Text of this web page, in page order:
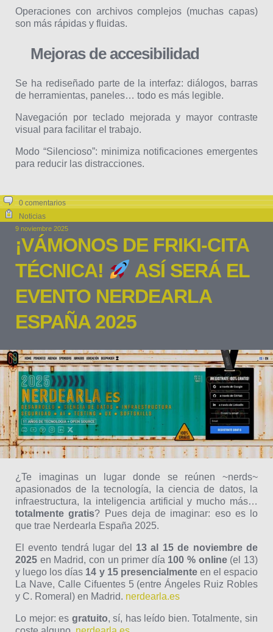
Operaciones con archivos complejos (muchas capas)
son más rápidas y fluidas.
Mejoras de accesibilidad
Se ha rediseñado parte de la interfaz: diálogos, barras
de herramientas, paneles… todo es más legible.
Navegación por teclado mejorada y mayor contraste
visual para facilitar el trabajo.
Modo “Silencioso”: minimiza notificaciones emergentes
para reducir las distracciones.
0 comentarios
Noticias
9 noviembre 2025
¡VÁMONOS DE FRIKI-CITA
TÉCNICA!
ASÍ SERÁ EL
EVENTO NERDEARLA
ESPAÑA 2025
¿Te imaginas un lugar donde se reúnen ~nerds~
apasionados de la tecnología, la ciencia de datos, la
infraestructura, la inteligencia artificial y mucho más…
totalmente gratis? Pues deja de imaginar: eso es lo
que trae Nerdearla España 2025.
El evento tendrá lugar del 13 al 15 de noviembre de
2025 en Madrid, con un primer día 100 % online(el 13)
y luego los días 14 y 15 presencialmenteen el espacio
La Nave, Calle Cifuentes 5 (entre Ángeles Ruiz Robles
y C. Romeral) en Madrid. nerdearla.es
Lo mejor: es gratuito, sí, has leído bien. Totalmente, sin